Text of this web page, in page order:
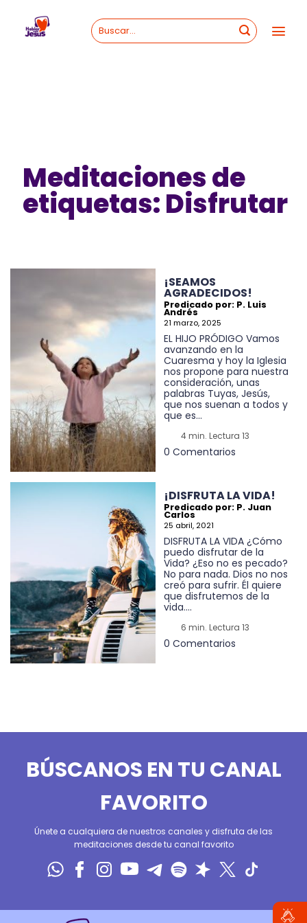
content
Meditaciones de
etiquetas: Disfrutar
¡SEAMOS
AGRADECIDOS!
Predicado por: P. Luis
Andrés
21 marzo, 2025
EL HIJO PRÓDIGO Vamos
avanzando en la
Cuaresma y hoy la Iglesia
nos propone para nuestra
consideración, unas
palabras Tuyas, Jesús,
que nos suenan a todos y
que es...
4 min. Lectura 13
0 Comentarios
¡DISFRUTA LA VIDA!
Predicado por: P. Juan
Carlos
25 abril, 2021
DISFRUTA LA VIDA ¿Cómo
puedo disfrutar de la
Vida? ¿Eso no es pecado?
No para nada. Dios no nos
creó para sufrir. Él quiere
que disfrutemos de la
vida....
6 min. Lectura 13
0 Comentarios
BÚSCANOS EN TU CANAL
FAVORITO
Únete a cualquiera de nuestros canales y disfruta de las
meditaciones desde tu canal favorito